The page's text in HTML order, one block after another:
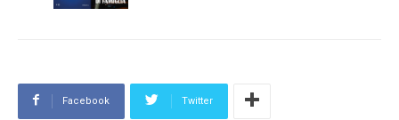
Facebook Twitter